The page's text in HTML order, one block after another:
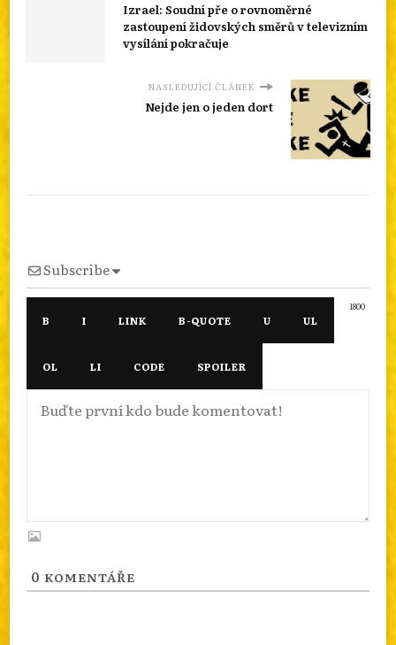
Izrael: Soudní pře o rovnoměrné
zastoupení židovských směrů v televizním
vysílání pokračuje
NASLEDUJÍCÍ ČLÁNEK
Nejde jen o jeden dort
Subscribe
1800
0 KOMENTÁŘE